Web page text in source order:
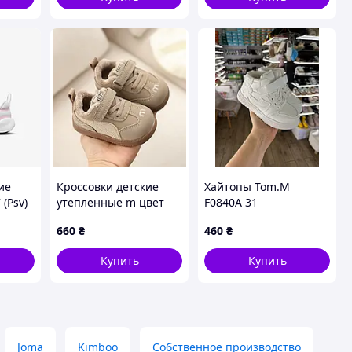
Кроссовки детские
утепленные m цвет
660 ₴
Купить
Хайтопы Tom.M
F0840A 31
460 ₴
Купить
Joma Kimboo Собственное производство